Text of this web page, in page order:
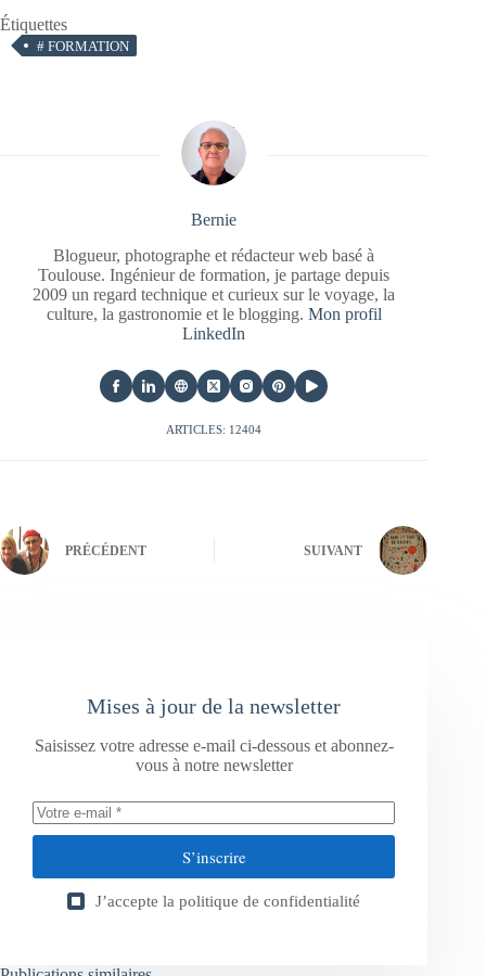
Étiquettes
# FORMATION
Bernie
Blogueur, photographe et rédacteur web basé à
Toulouse. Ingénieur de formation, je partage depuis
2009 un regard technique et curieux sur le voyage, la
culture, la gastronomie et le blogging. Mon profil
LinkedIn
ARTICLES: 12404
PRÉCÉDENT SUIVANT
Mises à jour de la newsletter
Saisissez votre adresse e-mail ci-dessous et abonnez-
vous à notre newsletter
S’inscrire
J’accepte la politique de confidentialité